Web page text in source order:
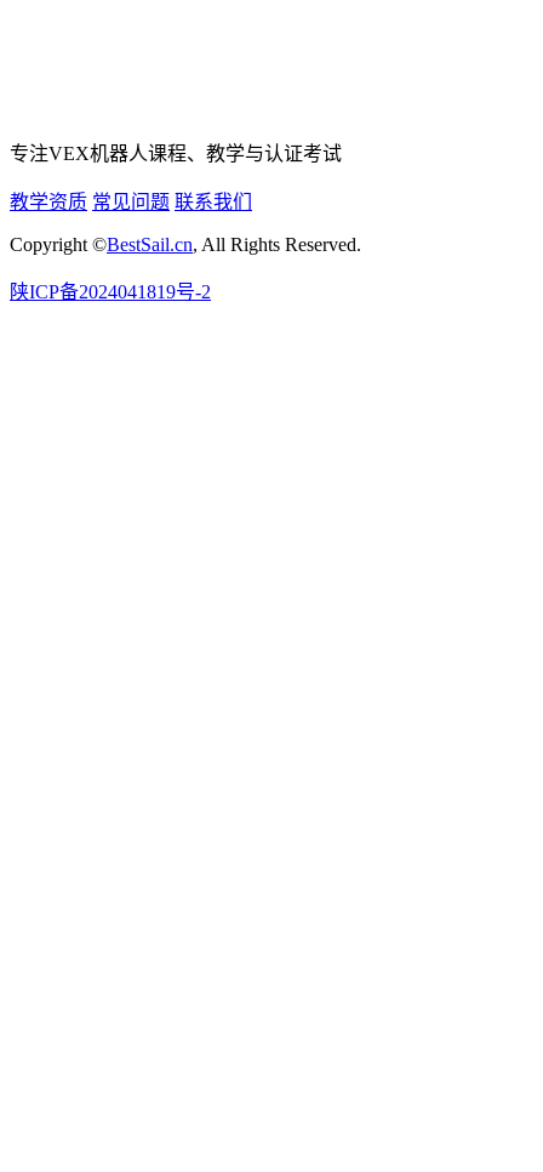
专注VEX机器人课程、教学与认证考试
教学资质 常见问题 联系我们
Copyright ©BestSail.cn, All Rights Reserved.
陕ICP备2024041819号-2